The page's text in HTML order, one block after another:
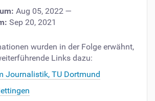
Aug 05, 2022 —
Sep 20, 2021
wurden in der Folge erwähnt,
Links dazu:
Journalistik, TU Dortmund